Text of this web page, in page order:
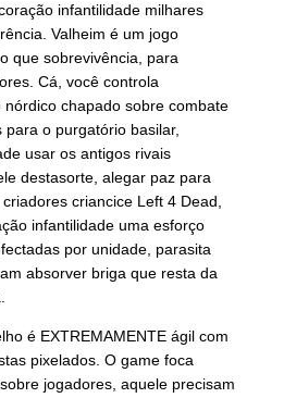
infantilidade milhares
Valheim é um jogo
que sobrevivência, para
Cá, você controla
chapado sobre combate
o purgatório basilar,
usar os antigos rivais
destasorte, alegar paz para
criancice Left 4 Dead,
infantilidade uma esforço
por unidade, parasita
absorver briga que resta da
é EXTREMAMENTE ágil com
pixelados. O game foca
jogadores, aquele precisam